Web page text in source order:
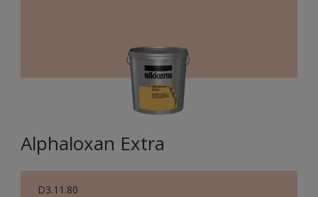
Alphaloxan Extra
D3.11.80